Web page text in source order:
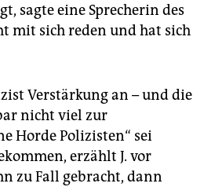
sagte eine Sprecherin des
mit sich reden und hat sich
Verstärkung an – und die
nicht viel zur
Horde Polizisten“ sei
erzählt J. vor
zu Fall gebracht, dann